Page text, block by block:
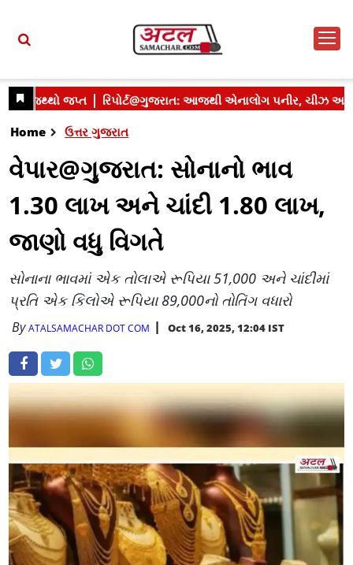
Home ઉત્તર ગુજરાત
વેપાર@ગુજરાત: સોનાનો ભાવ
1.30 લાખ અને ચાંદી 1.80 લાખ,
જાણો વધુ વિગતે
સોનાના ભાવમાં એક તોલાએ રૂપિયા 51,000 અને ચાંદીમાં
પ્રતિ એક કિલોએ રૂપિયા 89,000નો તોતિંગ વધારો
ByATALSAMACHAR DOT COM Oct 16, 2025, 12:04 IST